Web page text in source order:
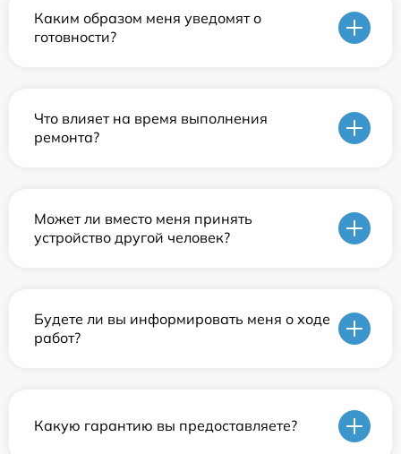
Каким образом меня уведомят о
готовности?
Что влияет на время выполнения
ремонта?
Может ли вместо меня принять
устройство другой человек?
Будете ли вы информировать меня о ходе
работ?
Какую гарантию вы предоставляете?